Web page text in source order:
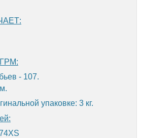
- 107.
упаковке: 3 кг.